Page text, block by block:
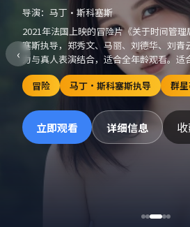
‹
导演： 马丁·斯科塞斯
2021年法国上映的冒险片《关于时间管
塞斯执导，郑秀文、马丽、刘德华、刘青
力与真人表演结合，适合全年龄观看。
的观众收藏观看。
冒险
马丁·斯科塞斯执导 群
立即观看 详细信息